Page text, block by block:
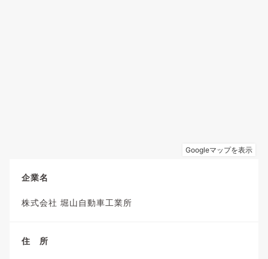
企業名
株式会社 堀山自動車工業所
住 所